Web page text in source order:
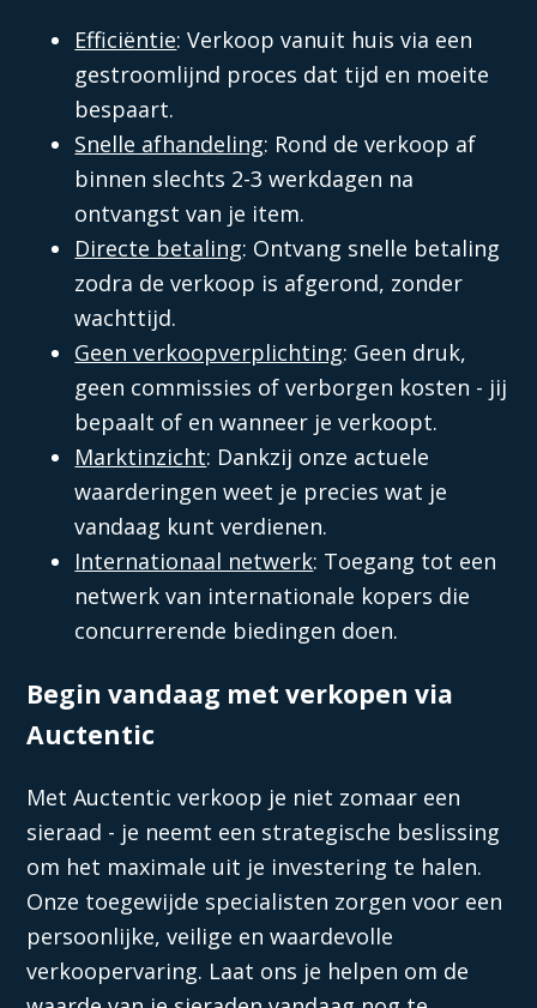
Efficiëntie: Verkoop vanuit huis via een
gestroomlijnd proces dat tijd en moeite
bespaart.
Snelle afhandeling: Rond de verkoop af
binnen slechts 2-3 werkdagen na
ontvangst van je item.
Directe betaling: Ontvang snelle betaling
zodra de verkoop is afgerond, zonder
wachttijd.
Geen verkoopverplichting: Geen druk,
geen commissies of verborgen kosten - jij
bepaalt of en wanneer je verkoopt.
Marktinzicht: Dankzij onze actuele
waarderingen weet je precies wat je
vandaag kunt verdienen.
Internationaal netwerk: Toegang tot een
netwerk van internationale kopers die
concurrerende biedingen doen.
Begin vandaag met verkopen via
Auctentic
Met Auctentic verkoop je niet zomaar een
sieraad - je neemt een strategische beslissing
om het maximale uit je investering te halen.
Onze toegewijde specialisten zorgen voor een
persoonlijke, veilige en waardevolle
verkoopervaring. Laat ons je helpen om de